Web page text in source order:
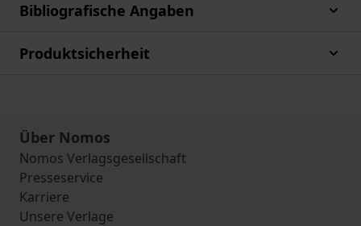
Bibliografische Angaben
Produktsicherheit
Über Nomos
Nomos Verlagsgesellschaft
Presseservice
Karriere
Unsere Verlage